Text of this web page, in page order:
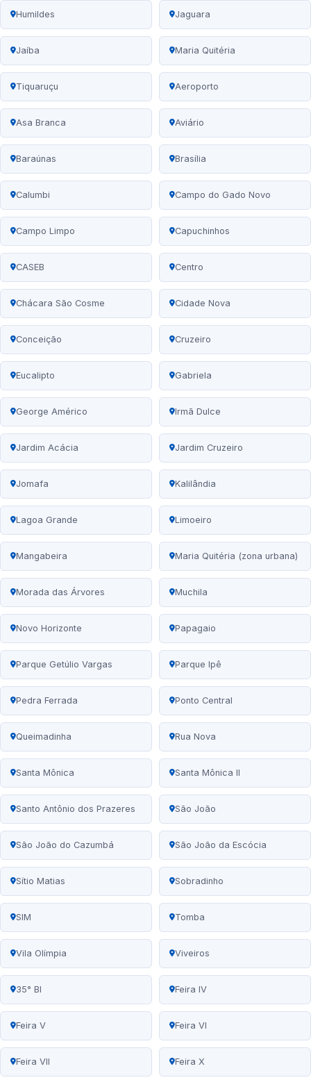
Humildes Jaguara
Jaíba Maria Quitéria
Tiquaruçu Aeroporto
Asa Branca Aviário
Baraúnas Brasília
Calumbi Campo do Gado Novo
Campo Limpo Capuchinhos
CASEB Centro
Chácara São Cosme Cidade Nova
Conceição Cruzeiro
Eucalipto Gabriela
George Américo Irmã Dulce
Jardim Acácia Jardim Cruzeiro
Jomafa Kalilândia
Lagoa Grande Limoeiro
Mangabeira Maria Quitéria (zona urbana)
Morada das Árvores Muchila
Novo Horizonte Papagaio
Parque Getúlio Vargas Parque Ipê
Pedra Ferrada Ponto Central
Queimadinha Rua Nova
Santa Mônica Santa Mônica II
Santo Antônio dos Prazeres São João
São João do Cazumbá São João da Escócia
Sítio Matias Sobradinho
SIM Tomba
Vila Olímpia Viveiros
35° BI Feira IV
Feira V Feira VI
Feira VII Feira X